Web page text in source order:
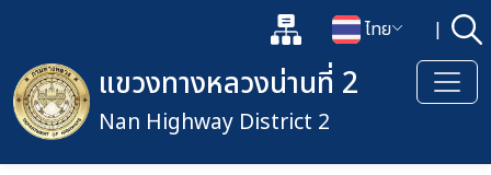
แผนผังเว็บไซต์
เปลี่ยนภาษา
ไทย | ค้
เปิดกล่องค้นหาข้อมูลหลักของเ
แขวงทางหลวงน่านที่ 2
Nan Highway District 2